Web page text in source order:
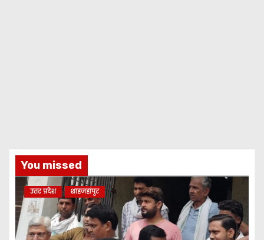
You missed
उत्तर प्रदेश शाहजहांपुर